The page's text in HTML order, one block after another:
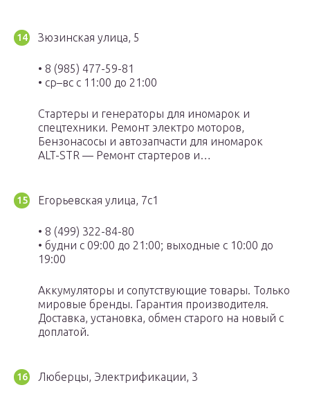
Зюзинская улица, 5
• 8 (985) 477-59-81
• ср–вс с 11:00 до 21:00
Стартеры и генераторы для иномарок и
спецтехники. Ремонт электро моторов,
Бензонасосы и автозапчасти для иномарок
ALT-STR — Ремонт стартеров и…
Егорьевская улица, 7с1
• 8 (499) 322-84-80
• будни с 09:00 до 21:00; выходные с 10:00 до
19:00
Аккумуляторы и сопутствующие товары. Только
мировые бренды. Гарантия производителя.
Доставка, установка, обмен старого на новый с
доплатой.
Люберцы, Электрификации, 3